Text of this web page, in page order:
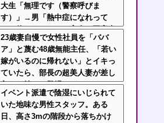
大生「無理です（警察呼びま
す）」→男「熱中症になれって
か！使えないな！」完全に不審者
で草ｗｗｗ
23歳妻自慢で女性社員を「ババ
ア」と蔑む48歳無能主任、「若い
嫁がいるのに帰れない」とイキっ
ていたら、部長の超美人妻が差し
入れを持って登場ｗｗｗｗ
イベント派遣で陰湿にいじられて
いた地味な男性スタッフ。ある
日、高さ3mの階段から落ちかけ